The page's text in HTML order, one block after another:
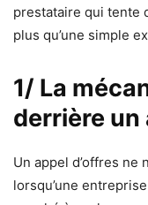
prestataire qui tente
plus qu’une simple
1/ La
derrière un
Un appel d’offres ne
lorsqu’une